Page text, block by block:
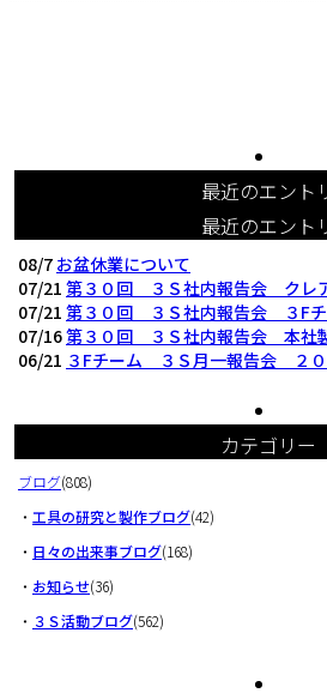
最近のエント
最近のエント
08/7 お盆休業について
07/21 第３０回 ３Ｓ社内報告会 クレアBチーム編 西
07/21 第３０回 ３Ｓ社内報告会 ３Fチーム編 西研
07/16第３０回 ３Ｓ社内報告会 本社製造チーム編 西研
06/21 ３Fチーム ３Ｓ月一報告会 ２０２６年５
カテゴリー
ブログ(808)
・ 工具の研究と製作ブログ(42)
・ 日々の出来事ブログ(168)
・ お知らせ(36)
・ ３Ｓ活動ブログ(562)